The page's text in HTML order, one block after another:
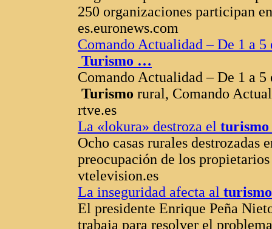
250 organizaciones participan
es.euronews.com
Comando Actualidad – De 1 a 5
Turismo …
Comando Actualidad – De 1 a 5
Turismo rural, Comando
rtve.es
La «lokura» destroza el turismo
Ocho casas rurales destrozadas
preocupación de los
vtelevision.es
La inseguridad afecta al turismo
El presidente Enrique Peña
trabaja para resolver el